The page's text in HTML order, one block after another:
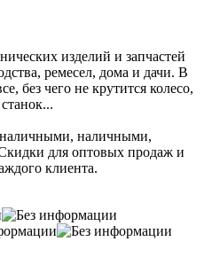
изделий и запчастей
ремесел, дома и дачи. В
без чего не крутится колесо,
наличными,
для оптовых продаж и
клиента.